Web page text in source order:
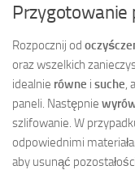
Przygotowanie
Rozpocznij od
oraz wszelkich
idealnie równe i suche
paneli. Następnie
szlifowanie. W
odpowiednimi
aby usunąć pozostałości